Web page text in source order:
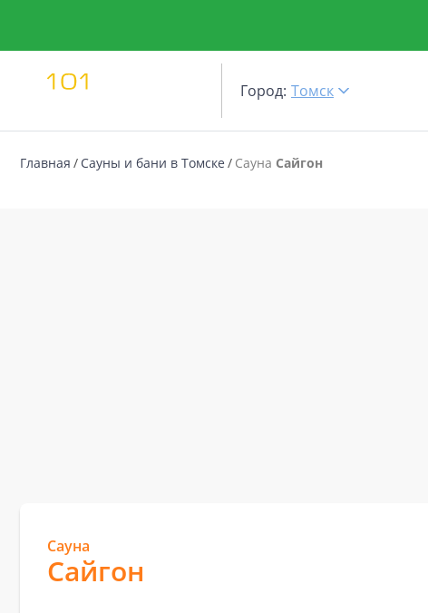
Город: Томск
Главная Сауны и бани в Томске Сауна Сайгон
Сауна
Сайгон